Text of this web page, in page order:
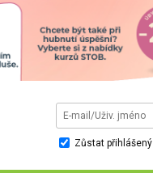
Zůstat přihlášený